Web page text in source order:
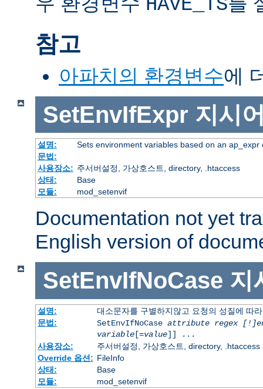
HAVE_TS
참고
아파치의 환경변수에
SetEnvIfExpr 지시
설명:
Sets environment variables based on an ap_expr
문법:
사용장소: 주서버설정, 가상호스트, directory, .htaccess
상태:
Base
모듈:
mod_setenvif
Documentation not yet
English version of
SetEnvIfNoCase 지
설명:
대소문자를 구별하지않고 요청의 성질에 따
문법:
SetEnvIfNoCase attribute regex
variable[=value]] ...
사용장소:
주서버설정, 가상호스트, directory, .htaccess
Override 옵션: FileInfo
상태:
Base
모듈:
mod_setenvif